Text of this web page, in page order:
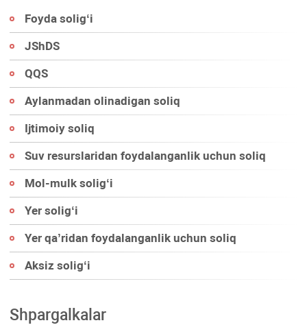
Foyda soligʻi
JShDS
QQS
Aylanmadan olinadigan soliq
Ijtimoiy soliq
Suv resurslaridan foydalanganlik uchun soliq
Mol-mulk soligʻi
Yer soligʻi
Yer qa’ridan foydalanganlik uchun soliq
Aksiz soligʻi
Shpargalkalar